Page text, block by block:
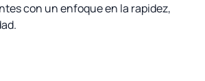
con un enfoque en la rapidez,